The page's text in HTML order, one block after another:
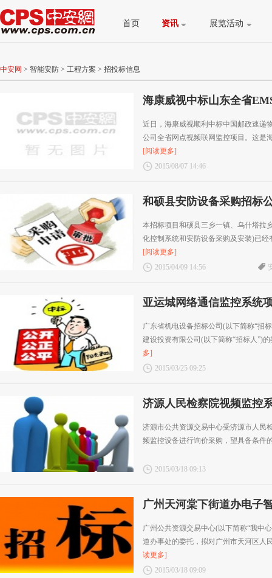
首页 资讯 展览活动
中安网 > 智能安防 > 工程方案 > 招投标信息
海康威视中标山东全省
近日，海康威视顺利中标中国邮政速递
公司全省网点视频联网监控项目。这是
[阅读更多]
2015/08/07 14:46
和硕县安防设备采购招标
本招标项目和硕县三乡一镇、乌什塔拉
化控制系统和安防设备采购及安装)已
[阅读更多]
2015/04/09 14:56
亚运城网络通信监控系统
广东省机电设备招标公司(以下简称“招
建设投资有限公司(以下简称“招标人”)
多]
2015/03/25 09:25
济源人民检察院视频监控
济源市公共资源交易中心受济源市人民
频监控设备进行询价采购，望具备条件
2015/03/18 09:13
广州天河棠下街道办电子
广州公共资源交易中心(以下简称“我中
道办事处的委托，拟对广州市天河区人
读更多]
2015/03/18 09:09